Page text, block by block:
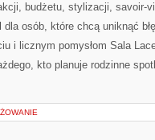
budżetu, stylizacji, savoir-
osób, które chcą uniknąć
i licznym pomysłom Sala
kto planuje rodzinne